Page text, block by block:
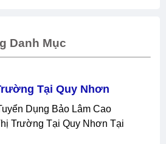
tháng